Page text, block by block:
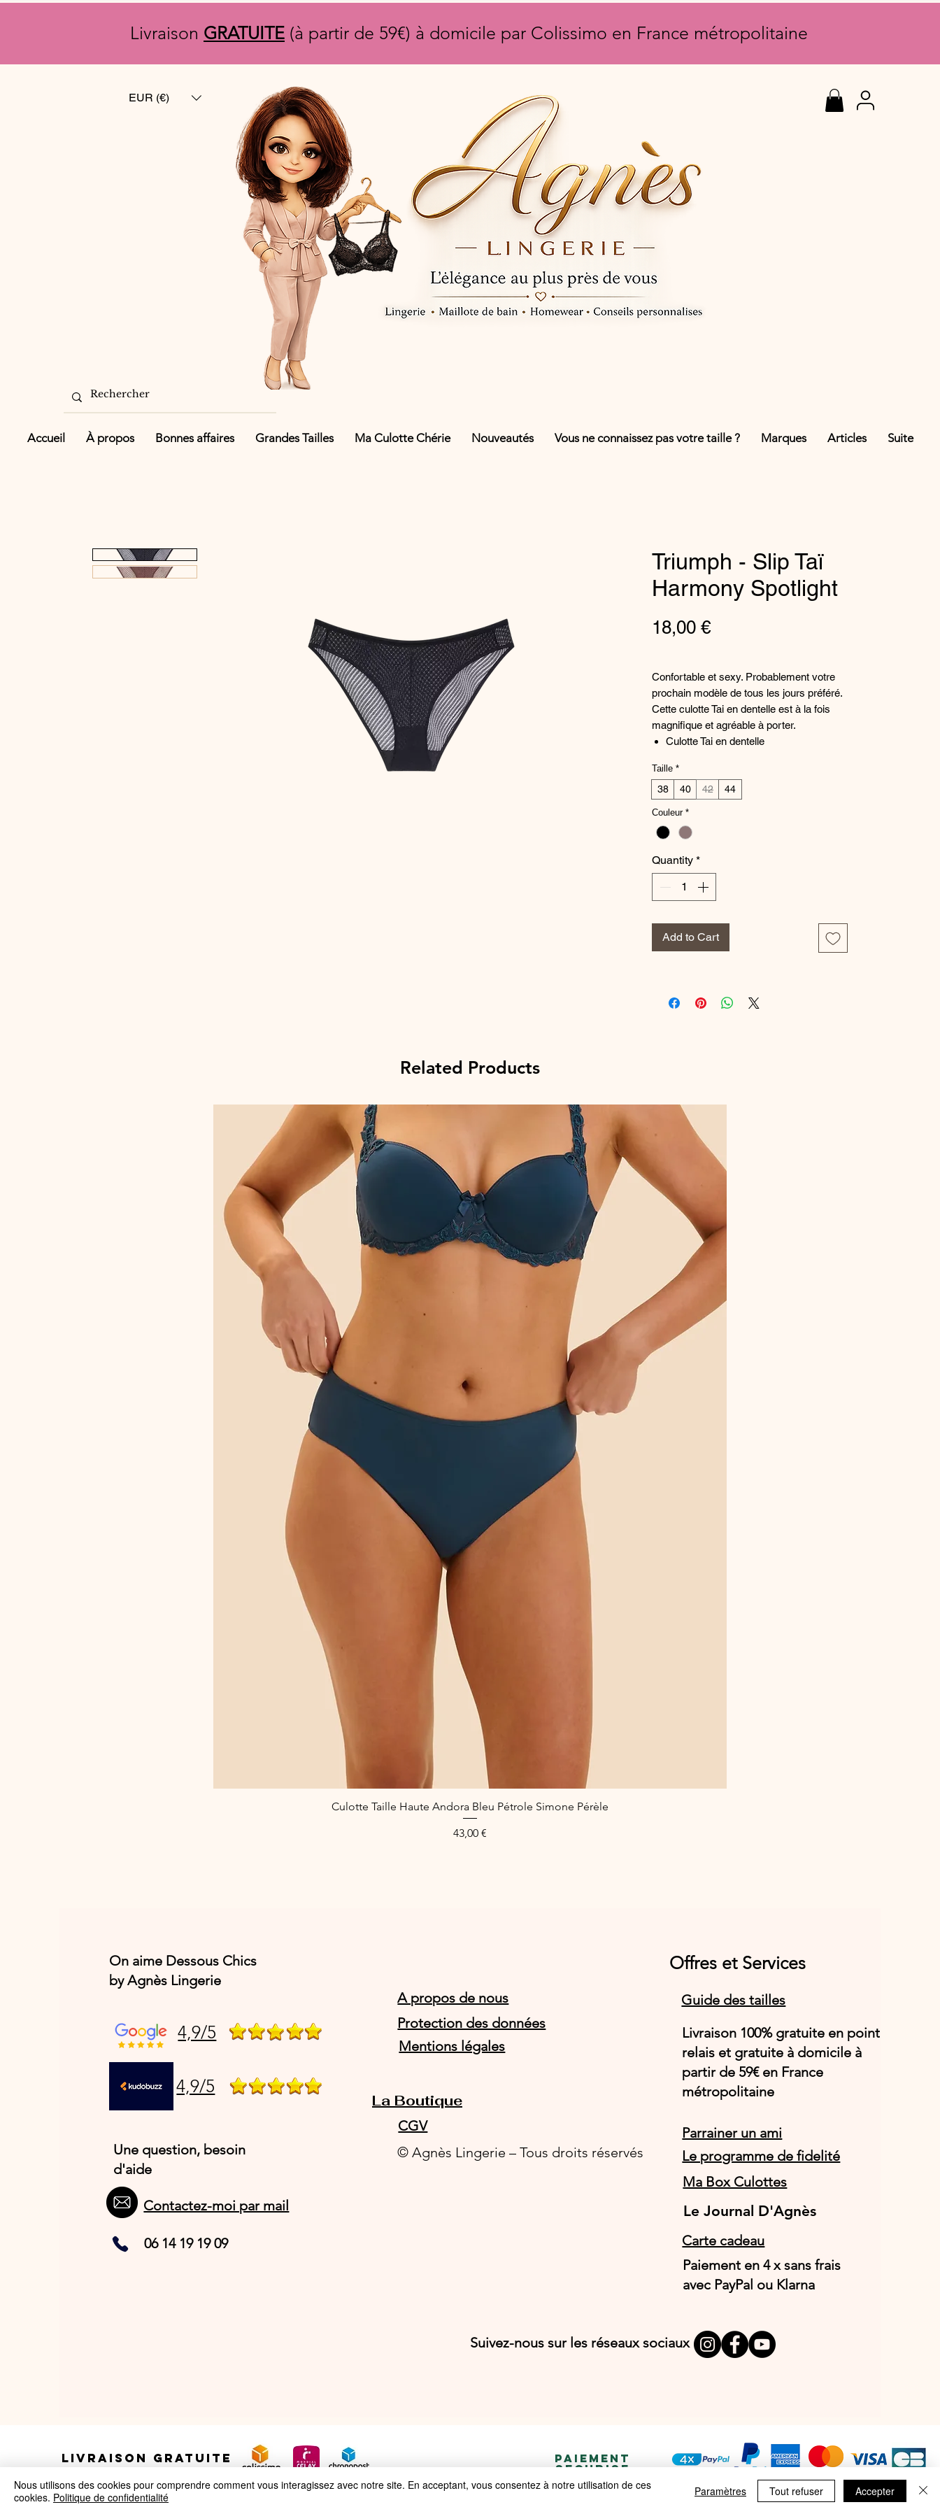
Livraison GRATUITE (à partir de 59€) à domicile par Colissimo en France métropolitaine
EUR (€)
Accueil À propos Bonnes affaires Grandes Tailles Ma Culotte Chérie Nouveautés Vous ne connaissez pas votre taille ? Marques Articles Suite
Triumph - Slip Taï
Harmony Spotlight
18,00 €Price
Confortable et sexy. Probablement votre
prochain modèle de tous les jours préféré.
Cette culotte Tai en dentelle est à la fois
magnifique et agréable à porter.
Culotte Tai en dentelle
Modèle graphique et transparent
Sensation de caresse sur la peau
Hohenstein HTTI
Composition : 78% Polyamide , 22%
Élasthane
Taille *
38 40 42 44
Couleur *
Quantity *
Add to Cart
Related Products
Quick View
Culotte Taille Haute Andora Bleu Pétrole Simone Pérèle
Price
43,00 €
On aime Dessous Chics
by Agnès Lingerie
4,9/5
4,9/5
Une question, besoin
d'aide
Contactez-moi par mail
06 14 19 19 09
Offres et Services
A propos de nous
Protection des données
Mentions légales
Guide des tailles
Livraison 100% gratuite en point
relais et gratuite à domicile à
partir de 59€ en France
métropolitaine
CGV
Parrainer un ami
Le programme de fidelité
© Agnès Lingerie – Tous droits réservés
Ma Box Culottes
Le Journal D'Agnès
Le Journal D'Agnès
Carte cadeau
Paiement en 4 x sans frais
avec PayPal ou Klarna
Suivez-nous sur les réseaux sociaux
La Boutique
LIVRAISON GRATUITE PAIEMENT
SECURISE
Nous utilisons des cookies pour comprendre comment vous interagissez avec notre site. En acceptant, vous consentez à notre utilisation de ces
cookies. Politique de confidentialité Paramètres Tout refuser Accepter